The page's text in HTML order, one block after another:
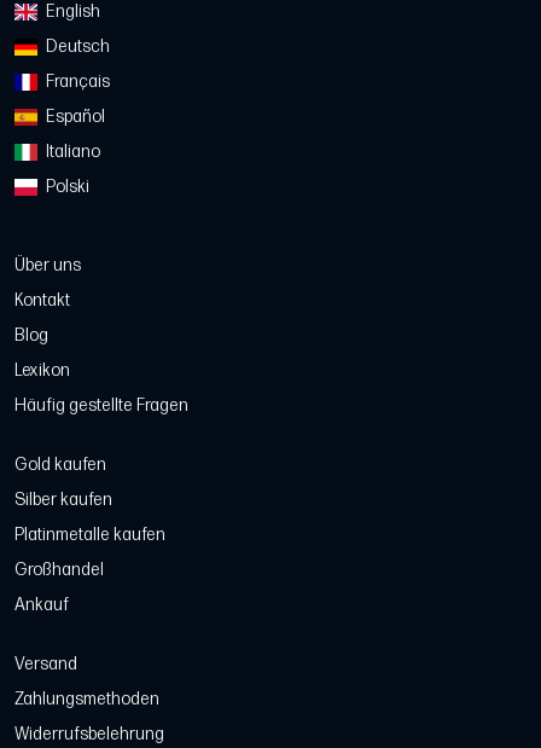
English
Deutsch
Français
Español
Italiano
Polski
Über uns
Kontakt
Blog
Lexikon
Häufig gestellte Fragen
Gold kaufen
Silber kaufen
Platinmetalle kaufen
Großhandel
Ankauf
Versand
Zahlungsmethoden
Widerrufsbelehrung